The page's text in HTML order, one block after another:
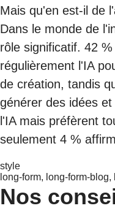
Mais qu'en est-il de
Dans le monde de
rôle significatif. 42
régulièrement l'IA
de création, tandis
générer des idées
l'IA mais préfèrent
seulement 4 %
style
long-form, long-form-blog,
Nos